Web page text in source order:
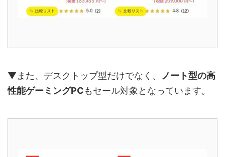
▼また、デスクトップ型だけでなく、
ノート型の高
性能ゲーミングPCもセール対象となっています。